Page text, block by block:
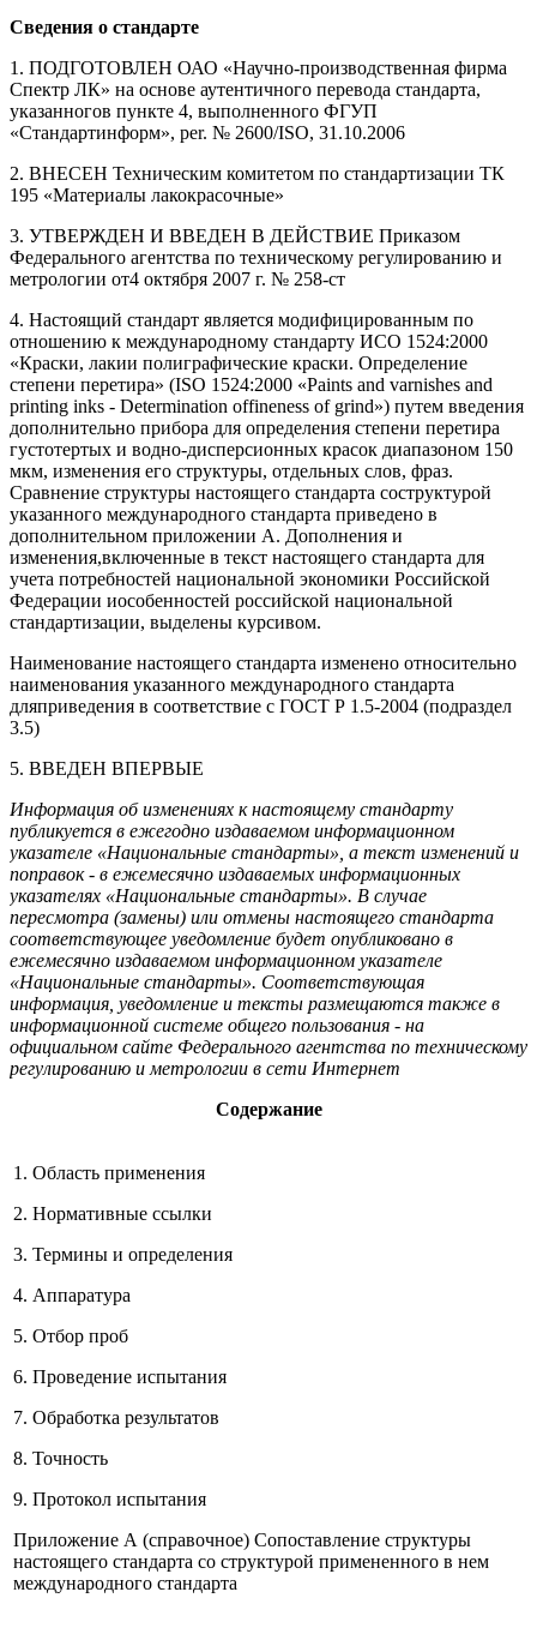
Сведения о стандарте
1. ПОДГОТОВЛЕН ОАО «Научно-производственная фирма
Спектр ЛК» на основе аутентичного перевода стандарта,
указанногов пункте 4, выполненного ФГУП
«Стандартинформ», per. № 2600/ISO, 31.10.2006
2. ВНЕСЕН Техническим комитетом по стандартизации ТК
195 «Материалы лакокрасочные»
3. УТВЕРЖДЕН И ВВЕДЕН В ДЕЙСТВИЕ Приказом
Федерального агентства по техническому регулированию и
метрологии от4 октября 2007 г. № 258-ст
4. Настоящий стандарт является модифицированным по
отношению к международному стандарту ИСО 1524:2000
«Краски, лакии полиграфические краски. Определение
степени перетира» (ISO 1524:2000 «Paints and varnishes and
printing inks - Determination offineness of grind») путем введения
дополнительно прибора для определения степени перетира
густотертых и водно-дисперсионных красок диапазоном 150
мкм, изменения его структуры, отдельных слов, фраз.
Сравнение структуры настоящего стандарта соструктурой
указанного международного стандарта приведено в
дополнительном приложении А. Дополнения и
изменения,включенные в текст настоящего стандарта для
учета потребностей национальной экономики Российской
Федерации иособенностей российской национальной
стандартизации, выделены курсивом.
Наименование настоящего стандарта изменено относительно
наименования указанного международного стандарта
дляприведения в соответствие с ГОСТ Р 1.5-2004 (подраздел
3.5)
5. ВВЕДЕН ВПЕРВЫЕ
Информация об изменениях к настоящему стандарту
публикуется в ежегодно издаваемом информационном
указателе «Национальные стандарты», а текст изменений и
поправок - в ежемесячно издаваемых информационных
указателях «Национальные стандарты». В случае
пересмотра (замены) или отмены настоящего стандарта
соответствующее уведомление будет опубликовано в
ежемесячно издаваемом информационном указателе
«Национальные стандарты». Соответствующая
информация, уведомление и тексты размещаются также в
информационной системе общего пользования - на
официальном сайте Федерального агентства по техническому
регулированию и метрологии в сети Интернет
Содержание
1. Область применения
2. Нормативные ссылки
3. Термины и определения
4. Аппаратура
5. Отбор проб
6. Проведение испытания
7. Обработка результатов
8. Точность
9. Протокол испытания
Приложение А (справочное) Сопоставление структуры
настоящего стандарта со структурой примененного в нем
международного стандарта